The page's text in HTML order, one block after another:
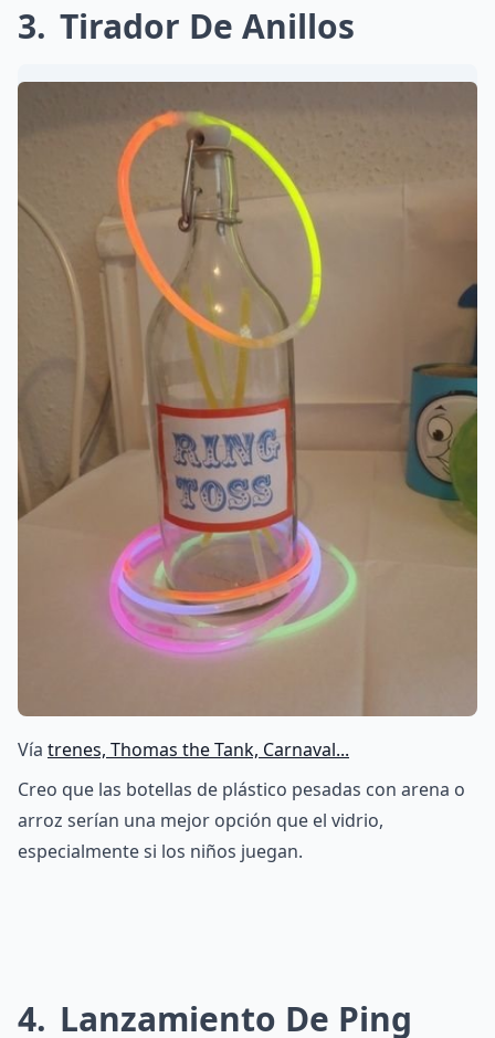
3 Tirador De Anillos
Vía trenes, Thomas the Tank, Carnaval...
Creo que las botellas de plástico pesadas con arena o
arroz serían una mejor opción que el vidrio,
especialmente si los niños juegan.
4 Lanzamiento De Ping